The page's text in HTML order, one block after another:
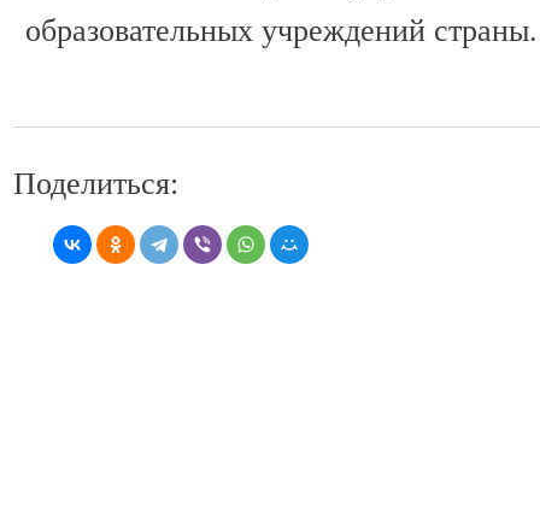
образовательных учреждений страны.
Поделиться: